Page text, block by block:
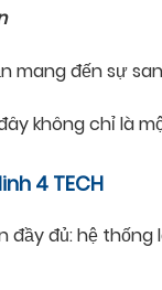
mang đến sự
không chỉ là
4 TECH
đủ: hệ